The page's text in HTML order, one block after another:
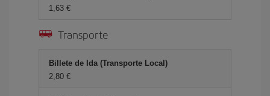
1,63 €
Transporte
Billete de Ida (Transporte Local)
2,80 €